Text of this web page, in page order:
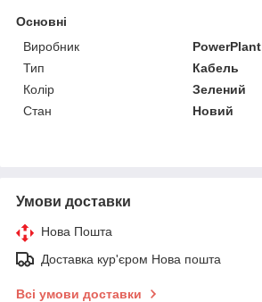
Основні
Виробник
PowerPlant
Тип
Кабель
Колір
Зелений
Стан
Новий
Умови доставки
Нова Пошта
Доставка кур'єром Нова пошта
Всі умови доставки